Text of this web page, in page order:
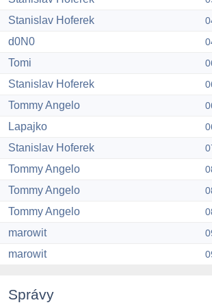
Stanislav Hoferek
d0N0
Tomi
Stanislav Hoferek
Tommy Angelo
Lapajko
Stanislav Hoferek
Tommy Angelo
Tommy Angelo
Tommy Angelo
marowit
marowit
Správy